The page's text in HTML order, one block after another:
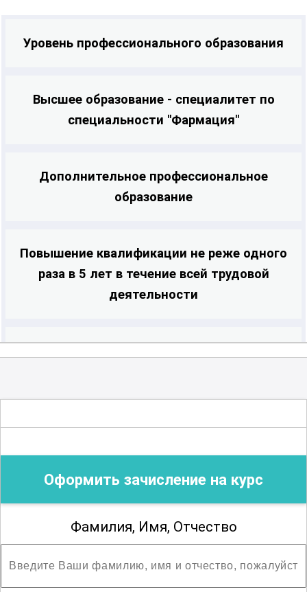
Уровень профессионального образования
Высшее образование - специалитет по
специальности "Фармация"
Дополнительное профессиональное
образование
Повышение квалификации не реже одного
раза в 5 лет в течение всей трудовой
деятельности
1 января 2016 г.)
Оформить зачисление на курс
Фамилия, Имя, Отчество